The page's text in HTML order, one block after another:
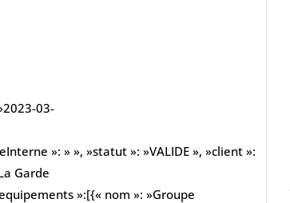
03-
»: » », »statut »: »VALIDE », »client »:
Garde
»:[{« nom »: »Groupe